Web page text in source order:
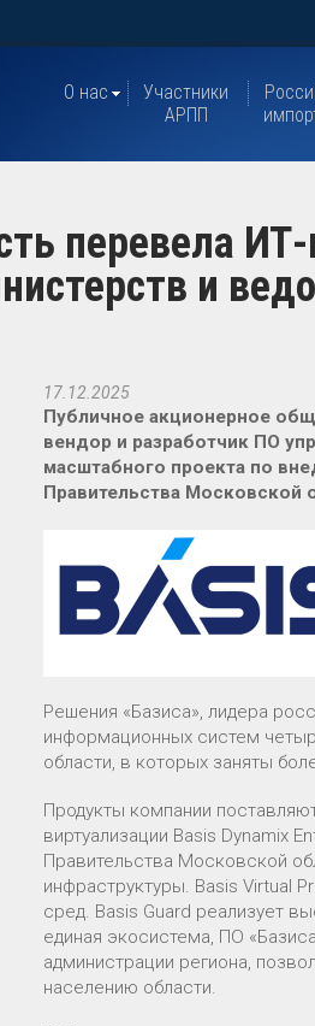
О нас
Участники
АРПП
перевела
и
17.12.2025
Публичное акционерное
вендор и разработчик ПО
масштабного проекта по
Правительства Московской
Решения «Базиса», лидера
информационных систем
области, в которых заняты
Продукты компании
виртуализации Basis Dynamix
Правительства Московской
инфраструктуры. Basis Virtual
сред. Basis Guard реализует
единая экосистема, ПО
администрации региона,
населению области.